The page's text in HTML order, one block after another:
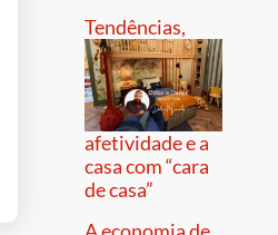
Tendências,
afetividade e a
casa com “cara
de casa”